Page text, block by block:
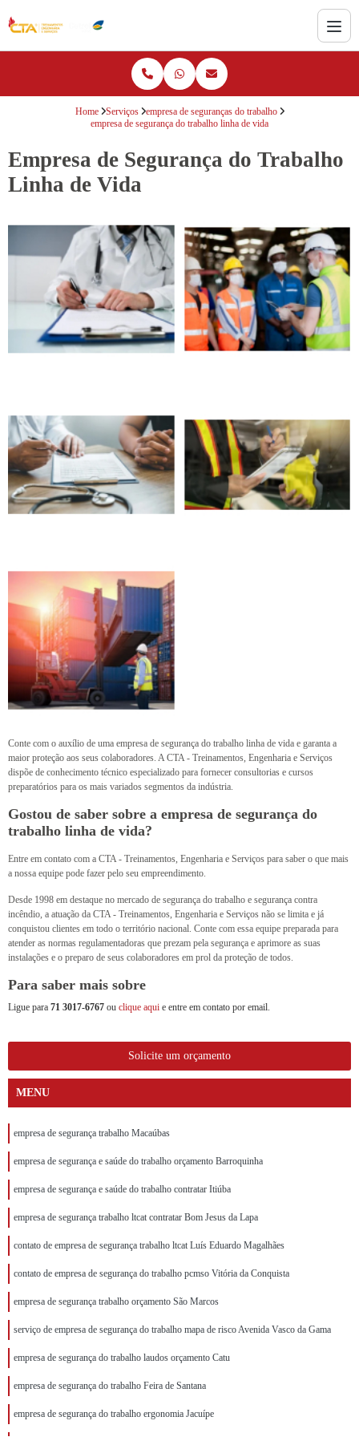
Home Serviços
empresa de seguranças do trabalho
empresa de segurança do trabalho linha de vida
Empresa de Segurança do Trabalho
Linha de Vida
Conte com o auxílio de uma empresa de segurança do trabalho linha de vida e garanta a
maior proteção aos seus colaboradores. A CTA - Treinamentos, Engenharia e Serviços
dispõe de conhecimento técnico especializado para fornecer consultorias e cursos
preparatórios para os mais variados segmentos da indústria.
Gostou de saber sobre a empresa de segurança do
trabalho linha de vida?
Entre em contato com a CTA - Treinamentos, Engenharia e Serviços para saber o que mais
a nossa equipe pode fazer pelo seu empreendimento.
Desde 1998 em destaque no mercado de segurança do trabalho e segurança contra
incêndio, a atuação da CTA - Treinamentos, Engenharia e Serviços não se limita e já
conquistou clientes em todo o território nacional. Conte com essa equipe preparada para
atender as normas regulamentadoras que prezam pela segurança e aprimore as suas
instalações e o preparo de seus colaboradores em prol da proteção de todos.
Para saber mais sobre
Ligue para 71 3017-6767 ou clique aqui e entre em contato por email.
Solicite um orçamento
MENU
empresa de segurança trabalho Macaúbas
empresa de segurança e saúde do trabalho orçamento Barroquinha
empresa de segurança e saúde do trabalho contratar Itiúba
empresa de segurança trabalho ltcat contratar Bom Jesus da Lapa
contato de empresa de segurança trabalho ltcat Luís Eduardo Magalhães
contato de empresa de segurança do trabalho pcmso Vitória da Conquista
empresa de segurança trabalho orçamento São Marcos
serviço de empresa de segurança do trabalho mapa de risco Avenida Vasco da Gama
empresa de segurança do trabalho laudos orçamento Catu
empresa de segurança do trabalho Feira de Santana
empresa de segurança do trabalho ergonomia Jacuípe